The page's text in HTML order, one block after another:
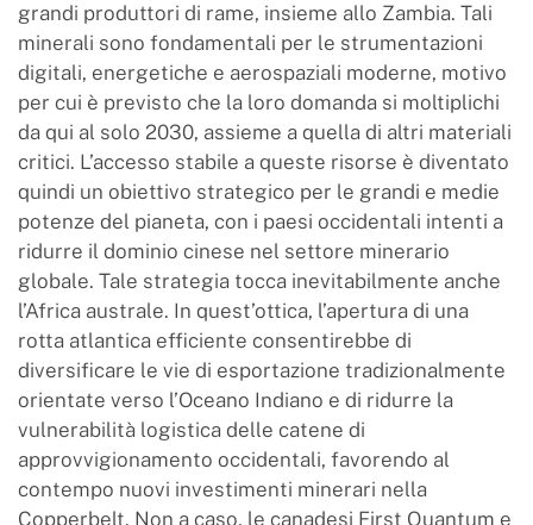
grandi produttori di rame, insieme allo Zambia. Tali
minerali sono fondamentali per le strumentazioni
digitali, energetiche e aerospaziali moderne, motivo
per cui è previsto che la loro domanda si moltiplichi
da qui al solo 2030, assieme a quella di altri materiali
critici. L’accesso stabile a queste risorse è diventato
quindi un obiettivo strategico per le grandi e medie
potenze del pianeta, con i paesi occidentali intenti a
ridurre il dominio cinese nel settore minerario
globale. Tale strategia tocca inevitabilmente anche
l’Africa australe. In quest’ottica, l’apertura di una
rotta atlantica efficiente consentirebbe di
diversificare le vie di esportazione tradizionalmente
orientate verso l’Oceano Indiano e di ridurre la
vulnerabilità logistica delle catene di
approvvigionamento occidentali, favorendo al
contempo nuovi investimenti minerari nella
Copperbelt. Non a caso, le canadesi First Quantum e